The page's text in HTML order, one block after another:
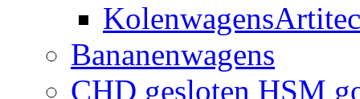
KolenwagensArtitec
Bananenwagens
CHD gesloten HSM